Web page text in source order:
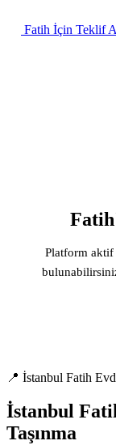
Fatih İçin Teklif
Platform
📍 İstanbul Fatih
İstanbul
Taşınma